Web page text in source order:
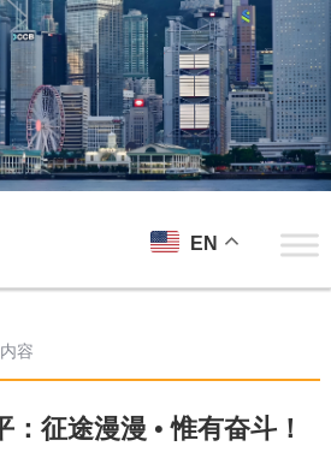
EN
容
征途漫漫 • 惟有奋斗！